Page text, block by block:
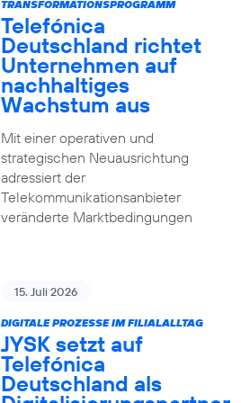
TRANSFORMATIONSPROGRAMM
Telefónica
Deutschland richtet
Unternehmen auf
nachhaltiges
Wachstum aus
Mit einer operativen und
strategischen Neuausrichtung
adressiert der
Telekommunikationsanbieter
veränderte Marktbedingungen
15. Juli 2026
DIGITALE PROZESSE IM FILIALALLTAG
JYSK setzt auf
Telefónica
Deutschland als